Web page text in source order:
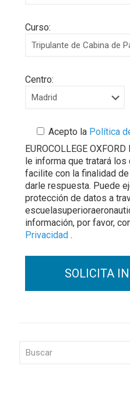
Curso:
Centro:
Acepto la Política
EUROCOLLEGE
le informa que tratará
facilite con la finalidad
darle respuesta. Puede
protección de datos a
información, por favor,
Privacidad .